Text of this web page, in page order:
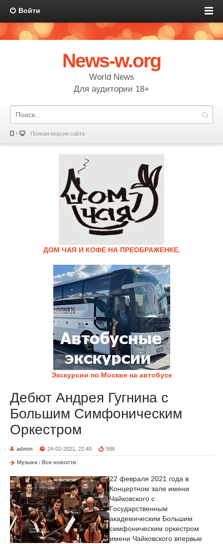
Войти
News-w.org
World News
Для аудитории 18+
Полная версия сайта
ДОМ ЧАЯ И КОФЕ НА ПРЕОБРАЖЕНКЕ.
Экскурсии по Москве на автобусе
Дебют Андрея Гугнина с
Большим Симфоническим
Оркестром
admin 24-02-2021, 22:40 586
Музыка / Все новости
22 февраля 2021 года в
Концертном зале имени
Чайковского с
Государственным
академическим Большим
симфоническим оркестром
имени Чайковского впервые